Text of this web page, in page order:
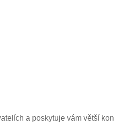
a poskytuje vám větší